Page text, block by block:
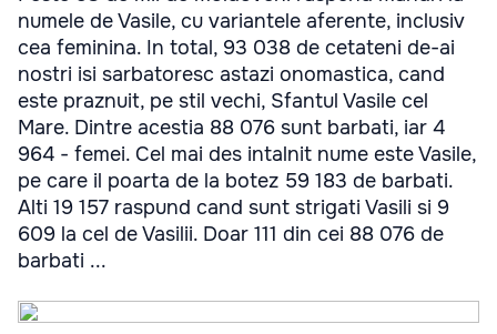
numele de Vasile, cu variantele aferente, inclusiv
cea feminina. In total, 93 038 de cetateni de-ai
nostri isi sarbatoresc astazi onomastica, cand
este praznuit, pe stil vechi, Sfantul Vasile cel
Mare. Dintre acestia 88 076 sunt barbati, iar 4
964 - femei. Cel mai des intalnit nume este Vasile,
pe care il poarta de la botez 59 183 de barbati.
Alti 19 157 raspund cand sunt strigati Vasili si 9
609 la cel de Vasilii. Doar 111 din cei 88 076 de
barbati ...